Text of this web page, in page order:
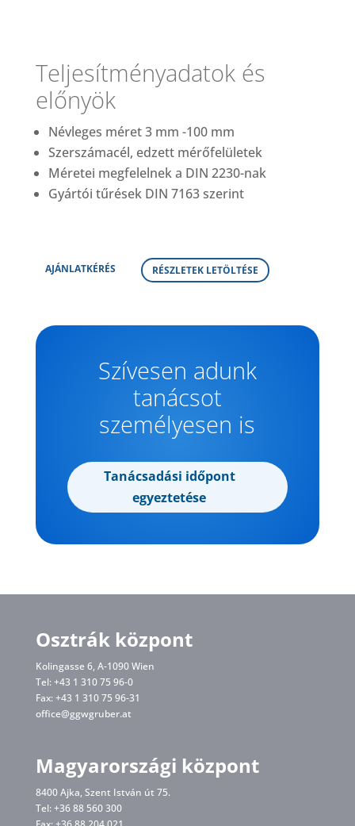
Teljesítményadatok és
előnyök
Névleges méret 3 mm -100 mm
Szerszámacél, edzett mérőfelületek
Méretei megfelelnek a DIN 2230-nak
Gyártói tűrések DIN 7163 szerint
AJÁNLATKÉRÉS RÉSZLETEK LETÖLTÉSE
Szívesen adunk
tanácsot
személyesen is
Tanácsadási időpont
egyeztetése
Osztrák központ
Kolingasse 6, A-1090 Wien
Tel: +43 1 310 75 96-0
Fax: +43 1 310 75 96-31
office@ggwgruber.at
Magyarországi központ
8400 Ajka, Szent István út 75.
Tel: +36 88 560 300